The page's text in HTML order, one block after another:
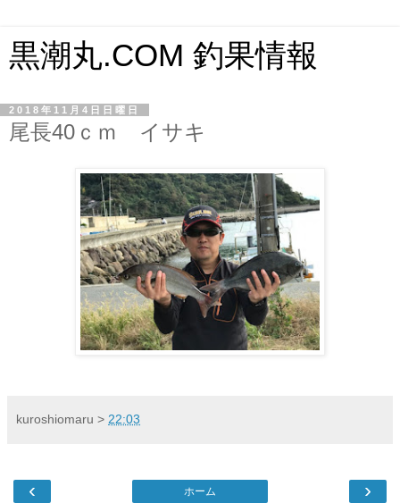
黒潮丸.COM 釣果情報
2018年11月4日日曜日
尾長40ｃｍ イサキ
kuroshiomaru > 22:03
‹ ›
ホーム